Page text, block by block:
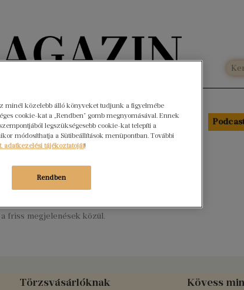
olvasókig
A hónap könyvei HÍREK Libri Portré
friss megjelenések közül.
Törzsvásárlóknak Kövess
minél közelebb álló könyveket tudjunk a figyelmébe
cookie-kat a „Rendben” gomb megnyomásával. Ennek
legszükségesebb cookie-kat telepíti a
módosíthatja a Sütibeállítások menüpontban. További
adatkezelési tájékoztatóját!
Rendben